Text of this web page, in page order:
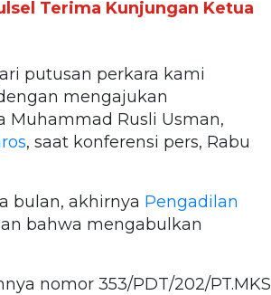
Terima Kunjungan Ketua
putusan perkara kami
mengajukan
Muhammad Rusli Usman,
, saat konferensi pers, Rabu
bulan, akhirnya Pengadilan
bahwa mengabulkan
nomor 353/PDT/202/PT.MKS